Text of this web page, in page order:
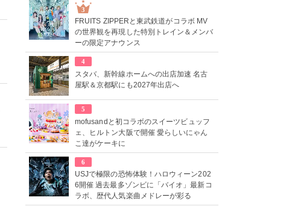
3
FRUITS ZIPPERと東武鉄道がコラボ MV
の世界観を再現した特別トレイン＆メンバ
ーの限定アナウンス
4
スタバ、新幹線ホームへの出店加速 名古
屋駅＆京都駅にも2027年出店へ
5
mofusandと初コラボのスイーツビュッフ
ェ、ヒルトン大阪で開催 愛らしいにゃん
こ達がケーキに
6
USJで極限の恐怖体験！ハロウィーン202
6開催 過去最多ゾンビに「バイオ」最新コ
ラボ、歴代人気楽曲メドレーが彩る